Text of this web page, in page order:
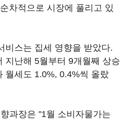
차적으로 시장에 풀리고 있
비스는 집세 영향을 받았다.
지난해 5월부터 9개월째 상승
월세도 1.0%, 0.4%씩 올랐
과장은 "1월 소비자물가는